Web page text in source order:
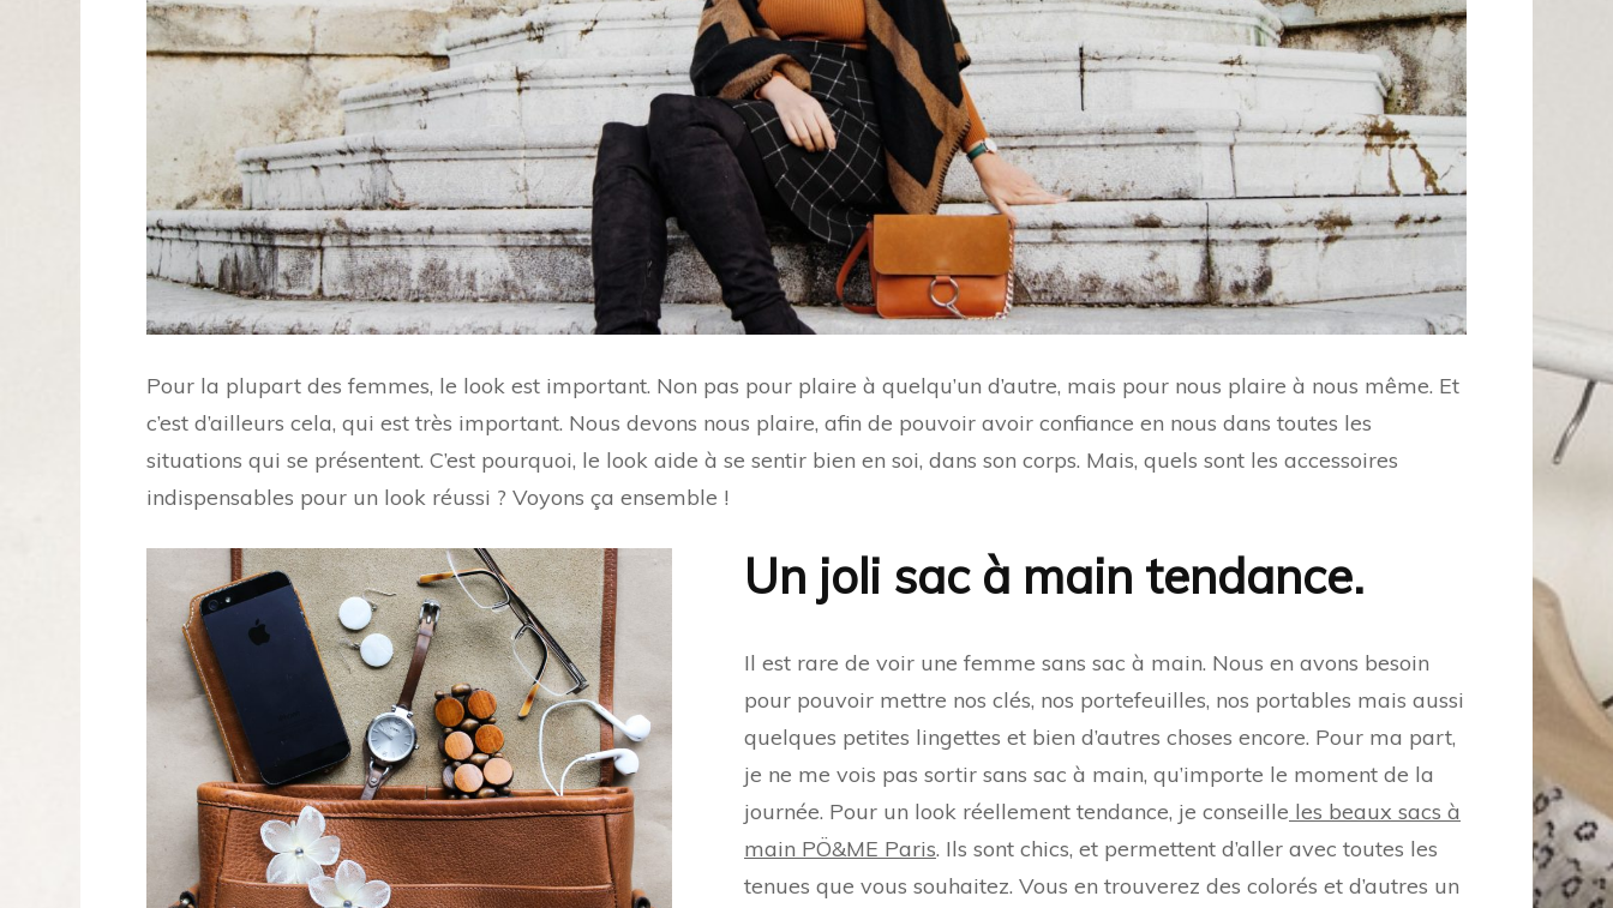
Pour la plupart des femmes, le look est important. Non pas pour plaire à quelqu’un d’autre, mais pour nous plaire à nous même. Et
c’est d’ailleurs cela, qui est très important. Nous devons nous plaire, afin de pouvoir avoir confiance en nous dans toutes les
situations qui se présentent. C’est pourquoi, le look aide à se sentir bien en soi, dans son corps. Mais, quels sont les accessoires
indispensables pour un look réussi ? Voyons ça ensemble !
Un joli sac à main tendance.
Il est rare de voir une femme sans sac à main. Nous en avons besoin
pour pouvoir mettre nos clés, nos portefeuilles, nos portables mais aussi
quelques petites lingettes et bien d’autres choses encore. Pour ma part,
je ne me vois pas sortir sans sac à main, qu’importe le moment de la
journée. Pour un look réellement tendance, je conseille les beaux sacs à
main PÖ&ME Paris. Ils sont chics, et permettent d’aller avec toutes les
tenues que vous souhaitez. Vous en trouverez des colorés et d’autres un